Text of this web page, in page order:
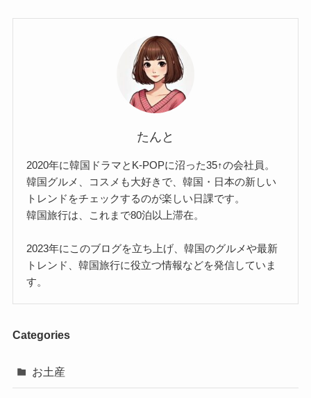
たんと
2020年に韓国ドラマとK-POPに沼った35↑の会社員。
韓国グルメ、コスメも大好きで、韓国・日本の新しい
トレンドをチェックするのが楽しい日課です。
韓国旅行は、これまで80泊以上滞在。
2023年にこのブログを立ち上げ、韓国のグルメや最新
トレンド、韓国旅行に役立つ情報などを発信していま
す。
Categories
お土産